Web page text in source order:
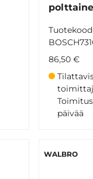
86,50 €
päivää
WALBRO